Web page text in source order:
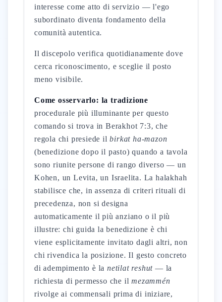
interesse come atto di servizio — l'ego
subordinato diventa fondamento della
comunità autentica.
Il discepolo verifica quotidianamente dove
cerca riconoscimento, e sceglie il posto
meno visibile.
Come osservarlo: la tradizione
procedurale più illuminante per questo
comando si trova in Berakhot 7:3, che
regola chi presiede ilbirkat ha-mazon
(benedizione dopo il pasto) quando a tavola
sono riunite persone di rango diverso — un
Kohen, un Levita, un Israelita. La halakhah
stabilisce che, in assenza di criteri rituali di
precedenza, non si designa
automaticamente il più anziano o il più
illustre: chi guida la benedizione è chi
viene esplicitamente invitato dagli altri, non
chi rivendica la posizione. Il gesto concreto
di adempimento è lanetilat reshut — la
richiesta di permesso che ilmezammén
rivolge ai commensali prima di iniziare,